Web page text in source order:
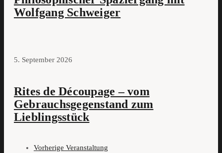
Wolfgang Schweiger
5. September 2026
Rites de Découpage – vom
Gebrauchsgegenstand zum
Lieblingsstück
Vorherige Veranstaltung